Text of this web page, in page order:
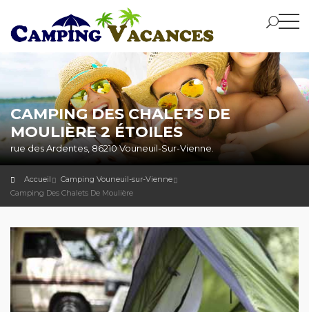
CAMPING DES CHALETS DE
MOULIÈRE 2 ÉTOILES
rue des Ardentes, 86210 Vouneuil-Sur-Vienne.
Accueil
Camping Vouneuil-sur-Vienne
Camping Des Chalets De Moulière